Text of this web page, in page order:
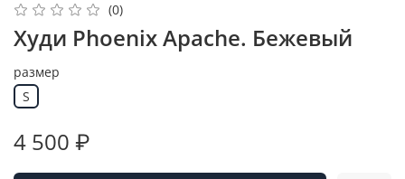
(0)
Худи Phoenix Apache. Бежевый
размер
S
4 500 ₽